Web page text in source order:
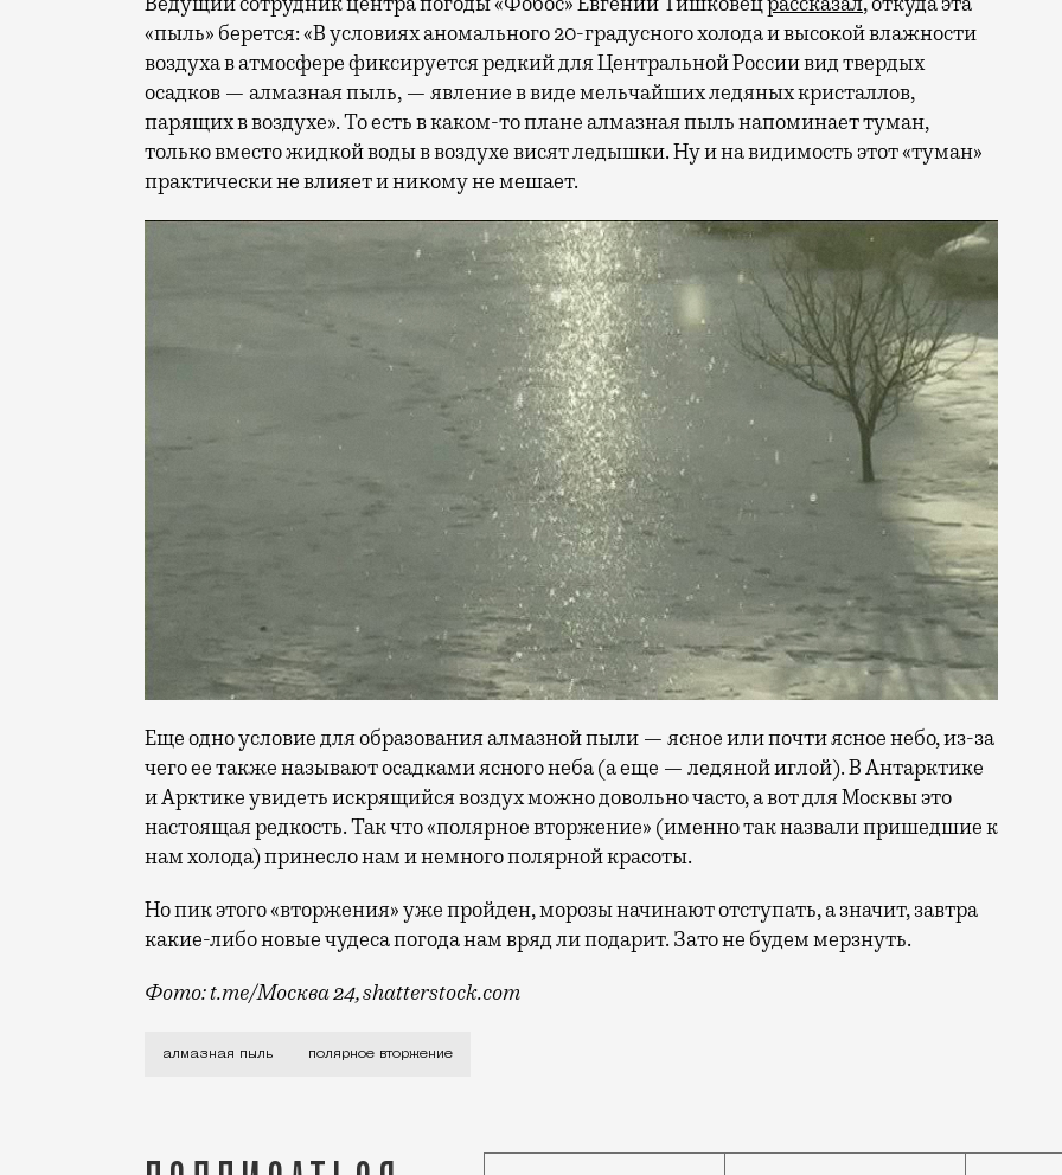
«пыль» берется: «В условиях аномального 20-градусного холода и высокой влажности
воздуха в атмосфере фиксируется редкий для Центральной России вид твердых
осадков — алмазная пыль, — явление в виде мельчайших ледяных кристаллов,
парящих в воздухе». То есть в каком-то плане алмазная пыль напоминает туман,
только вместо жидкой воды в воздухе висят ледышки. Ну и на видимость этот «туман»
практически не влияет и никому не мешает.
Еще одно условие для образования алмазной пыли — ясное или почти ясное небо, из-за
чего ее также называют осадками ясного неба (а еще — ледяной иглой). В Антарктике
и Арктике увидеть искрящийся воздух можно довольно часто, а вот для Москвы это
настоящая редкость. Так что «полярное вторжение» (именно так назвали пришедшие к
нам холода) принесло нам и немного полярной красоты.
Но пик этого «вторжения» уже пройден, морозы начинают отступать, а значит, завтра
какие-либо новые чудеса погода нам вряд ли подарит. Зато не будем мерзнуть.
Фото: t.me/Москва 24, shatterstock.com
Если вчера благодаря холодам мы могли наблюдать световые столбы и гало, то сегодня
алмазная пыль полярное вторжение